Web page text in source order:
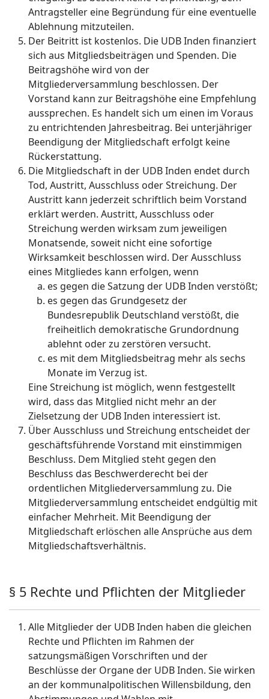
Antragsteller eine Begründung für eine eventuelle
Ablehnung mitzuteilen.
Der Beitritt ist kostenlos. Die UDB Inden finanziert
sich aus Mitgliedsbeiträgen und Spenden. Die
Beitragshöhe wird von der
Mitgliederversammlung beschlossen. Der
Vorstand kann zur Beitragshöhe eine Empfehlung
aussprechen. Es handelt sich um einen im Voraus
zu entrichtenden Jahresbeitrag. Bei unterjähriger
Beendigung der Mitgliedschaft erfolgt keine
Rückerstattung.
Die Mitgliedschaft in der UDB Inden endet durch
Tod, Austritt, Ausschluss oder Streichung. Der
Austritt kann jederzeit schriftlich beim Vorstand
erklärt werden. Austritt, Ausschluss oder
Streichung werden wirksam zum jeweiligen
Monatsende, soweit nicht eine sofortige
Wirksamkeit beschlossen wird. Der Ausschluss
eines Mitgliedes kann erfolgen, wenn
es gegen die Satzung der UDB Inden verstößt;
es gegen das Grundgesetz der
Bundesrepublik Deutschland verstößt, die
freiheitlich demokratische Grundordnung
ablehnt oder zu zerstören versucht.
es mit dem Mitgliedsbeitrag mehr als sechs
Monate im Verzug ist.
Eine Streichung ist möglich, wenn festgestellt
wird, dass das Mitglied nicht mehr an der
Zielsetzung der UDB Inden interessiert ist.
Über Ausschluss und Streichung entscheidet der
geschäftsführende Vorstand mit einstimmigen
Beschluss. Dem Mitglied steht gegen den
Beschluss das Beschwerderecht bei der
ordentlichen Mitgliederversammlung zu. Die
Mitgliederversammlung entscheidet endgültig mit
einfacher Mehrheit. Mit Beendigung der
Mitgliedschaft erlöschen alle Ansprüche aus dem
Mitgliedschaftsverhältnis.
§ 5 Rechte und Pflichten der Mitglieder
Alle Mitglieder der UDB Inden haben die gleichen
Rechte und Pflichten im Rahmen der
satzungsmäßigen Vorschriften und der
Beschlüsse der Organe der UDB Inden. Sie wirken
an der kommunalpolitischen Willensbildung, den